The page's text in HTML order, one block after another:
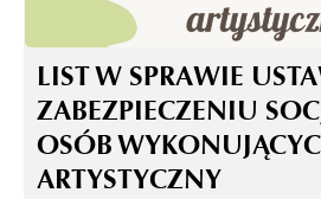
LIST W SPRAWIE
ZABEZPIECZENIU
OSÓB
ARTYSTYCZNY